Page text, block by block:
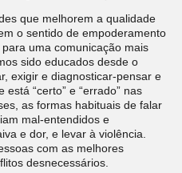
que melhorem a qualidade
o sentido de empoderamento
uma comunicação mais
sido educados desde o
exigir e diagnosticar-pensar e
“certo” e “errado” nas
as formas habituais de falar
mal-entendidos e
e dor, e levar à violência.
com as melhores
desnecessários.